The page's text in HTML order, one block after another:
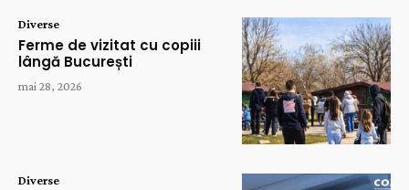
Diverse
Ferme de vizitat cu copiii
lângă București
mai 28, 2026
Diverse